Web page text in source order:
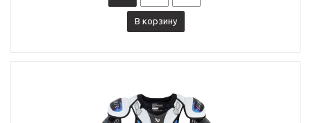
В корзину